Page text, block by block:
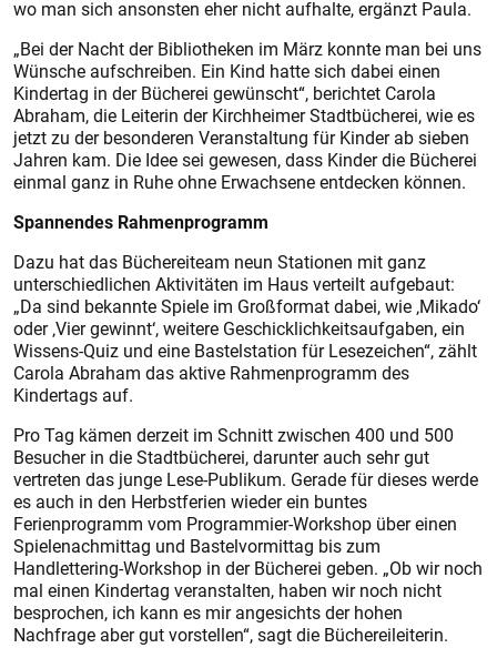
wo man sich ansonsten eher nicht aufhalte, ergänzt Paula.
„Bei der Nacht der Bibliotheken im März konnte man bei uns
Wünsche aufschreiben. Ein Kind hatte sich dabei einen
Kindertag in der Bücherei gewünscht“, berichtet Carola
Abraham, die Leiterin der Kirchheimer Stadtbücherei, wie es
jetzt zu der besonderen Veranstaltung für Kinder ab sieben
Jahren kam. Die Idee sei gewesen, dass Kinder die Bücherei
einmal ganz in Ruhe ohne Erwachsene entdecken können.
Spannendes Rahmenprogramm
Dazu hat das Büchereiteam neun Stationen mit ganz
unterschiedlichen Aktivitäten im Haus verteilt aufgebaut:
„Da sind bekannte Spiele im Großformat dabei, wie ‚Mikado‘
oder ‚Vier gewinnt‘, weitere Geschicklichkeitsaufgaben, ein
Wissens-Quiz und eine Bastelstation für Lesezeichen“, zählt
Carola Abraham das aktive Rahmenprogramm des
Kindertags auf.
Pro Tag kämen derzeit im Schnitt zwischen 400 und 500
Besucher in die Stadtbücherei, darunter auch sehr gut
vertreten das junge Lese-Publikum. Gerade für dieses werde
es auch in den Herbstferien wieder ein buntes
Ferienprogramm vom Programmier-Workshop über einen
Spielenachmittag und Bastelvormittag bis zum
Handlettering-Workshop in der Bücherei geben. „Ob wir noch
mal einen Kindertag veranstalten, haben wir noch nicht
besprochen, ich kann es mir angesichts der hohen
Nachfrage aber gut vorstellen“, sagt die Büchereileiterin.